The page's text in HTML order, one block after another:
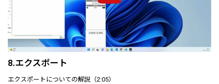
8.エクスポート
エクスポートについての解説（2:05）